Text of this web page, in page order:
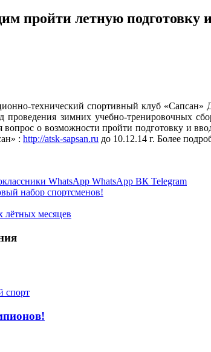
пройти летную подготовку
технический спортивный клуб
проведения зимних учебно-тренировочных
о возможности пройти подготовку и
: http://atsk-sapsan.ru до 10.12.14 г. Более
WhatsApp WhatsApp ВК Telegram
набор спортсменов!
лётных месяцев
спорт